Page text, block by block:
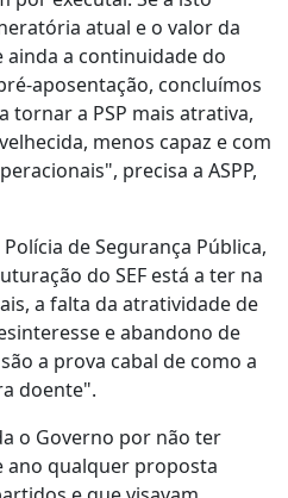
atual e o valor da
ainda a continuidade do
aposentação, concluímos
tornar a PSP mais atrativa,
menos capaz e com
precisa a ASPP,
de Segurança Pública,
do SEF está a ter na
a falta da atratividade de
e abandono de
a prova cabal de como a
doente".
o Governo por não ter
ano qualquer proposta